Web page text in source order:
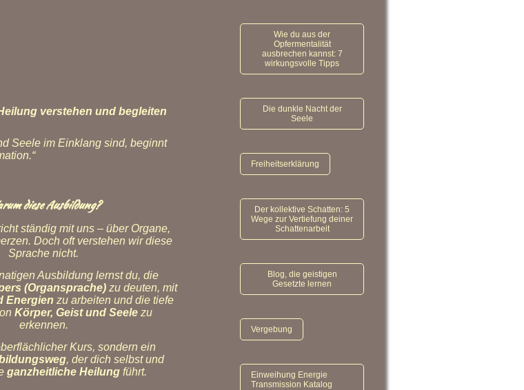
verstehen und begleiten
Seele im Einklang sind, beginnt
diese Ausbildung?
ständig mit uns – über Organe,
Doch oft verstehen wir diese
Sprache nicht.
Ausbildung lernst du, die
(Organsprache) zu deuten, mit
Energien zu arbeiten und die tiefe
Körper, Geist und Seele zu
erkennen.
Kurs, sondern ein
, der dich selbst und
ganzheitliche Heilung führt.
Wie du aus der
Opfermentalität
ausbrechen kannst: 7
wirkungsvolle Tipps
Die dunkle Nacht der
Seele
Freiheitserklärung
Der kollektive Schatten: 5
Wege zur Vertiefung deiner
Schattenarbeit
Blog, die geistigen
Gesetzte lernen
Vergebung
Einweihung Energie
Transmission Katalog